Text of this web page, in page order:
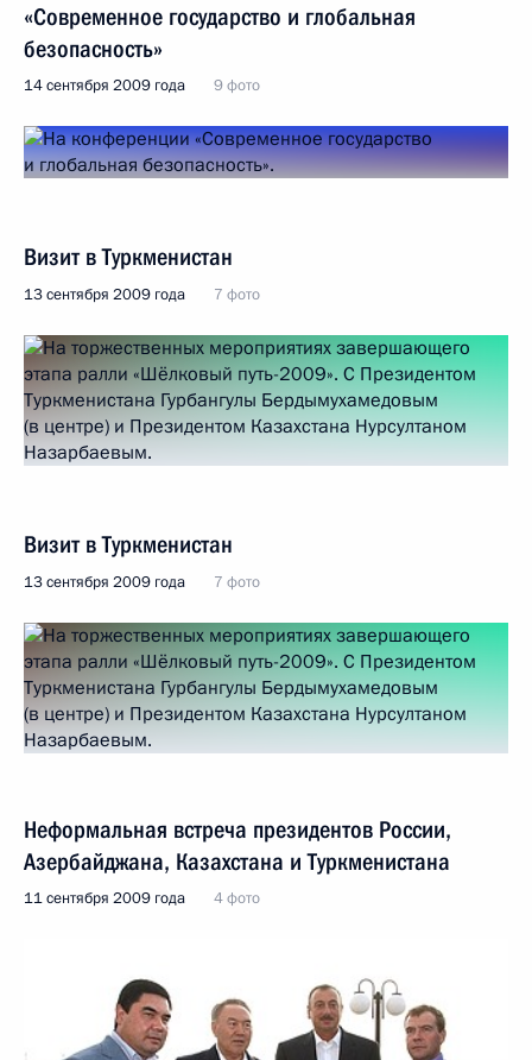
«Современное государство и глобальная
безопасность»
14 сентября 2009 года 9 фото
Визит в Туркменистан
13 сентября 2009 года 7 фото
Визит в Туркменистан
13 сентября 2009 года 7 фото
Неформальная встреча президентов России,
Азербайджана, Казахстана и Туркменистана
11 сентября 2009 года 4 фото